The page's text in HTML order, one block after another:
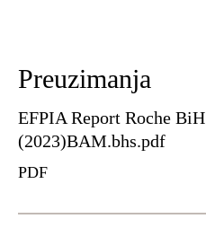
Preuzimanja
Download
EFPIA Report Roche BiH
(2023)BAM.bhs.pdf
PDF